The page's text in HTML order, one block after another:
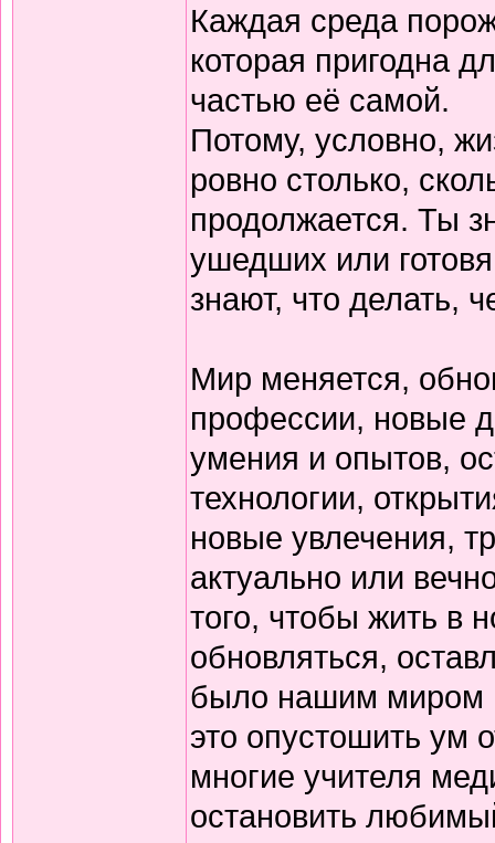
Каждая среда
которая пригодна
частью её самой.
Потому, условно,
ровно столько,
продолжается. Ты
ушедших или
знают, что делать,
Мир меняется,
профессии, новые
умения и опытов,
технологии,
новые увлечения,
актуально или
того, чтобы жить в
обновляться,
было нашим миром
это опустошить ум
многие учителя
остановить